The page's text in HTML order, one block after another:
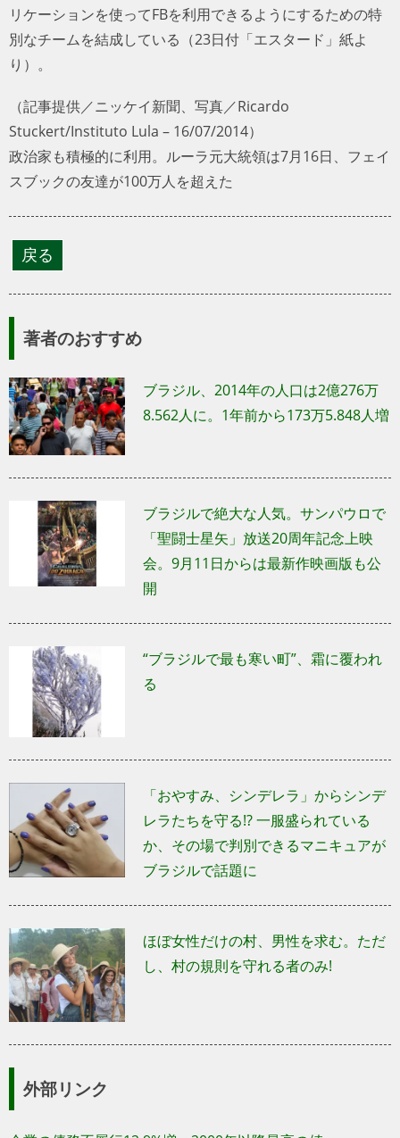
リケーションを使ってFBを利用できるようにするための特
別なチームを結成している（23日付「エスタード」紙よ
り）。
（記事提供／ニッケイ新聞、写真／Ricardo
Stuckert/Instituto Lula – 16/07/2014）
政治家も積極的に利用。ルーラ元大統領は7月16日、フェイ
スブックの友達が100万人を超えた
著者のおすすめ
ブラジル、2014年の人口は2億276万
8.562人に。1年前から173万5.848人増
ブラジルで絶大な人気。サンパウロで
「聖闘士星矢」放送20周年記念上映
会。9月11日からは最新作映画版も公
開
“ブラジルで最も寒い町”、霜に覆われ
る
「おやすみ、シンデレラ」からシンデ
レラたちを守る!? 一服盛られている
か、その場で判別できるマニキュアが
ブラジルで話題に
ほぼ女性だけの村、男性を求む。ただ
し、村の規則を守れる者のみ!
外部リンク